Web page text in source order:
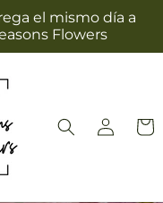
el mismo día a
Flowers
Iniciar
sesión